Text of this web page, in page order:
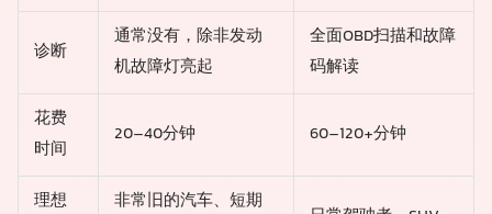
诊断
通常没有，除非发动
机故障灯亮起
全面OBD扫描和故障
码解读
花费
时间
20–40分钟 60–120+分钟
理想 非常旧的汽车、短期